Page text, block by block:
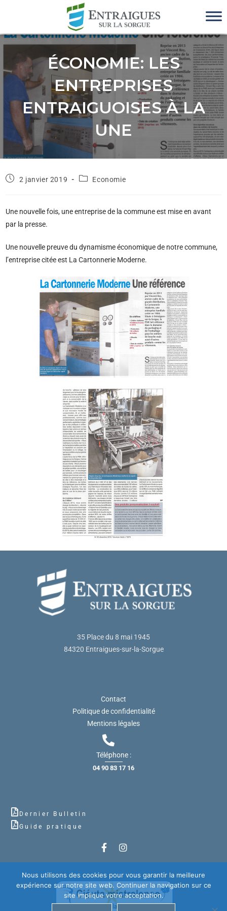
ÉCONOMIE: LES
ENTREPRISES
ENTRAIGUOISES À LA
UNE
2 janvier 2019 Economie
Une nouvelle fois, une entreprise de la commune est mise en avant
par la presse.
Une nouvelle preuve du dynamisme économique de notre commune,
l’entreprise citée est La Cartonnerie Moderne.
35 Place du 8 mai 1945
84320 Entraigues-sur-la-Sorgue
Contact
Politique de confidentialité
Mentions légales
Téléphone :
04 90 83 17 16
Dernier Bulletin
Guide pratique
Nous utilisons des cookies pour vous garantir la meilleure
expérience sur notre site web. Continuer la navigation sur ce
site implique votre acceptation.